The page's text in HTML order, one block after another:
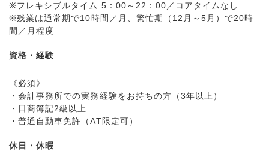
※フレキシブルタイム 5：00～22：00／コアタイムなし
※残業は通常期で10時間／月、繁忙期（12月～5月）で20時
間／月程度
資格・経験
《必須》
・会計事務所での実務経験をお持ちの方（3年以上）
・日商簿記2級以上
・普通自動車免許（AT限定可）
休日・休暇